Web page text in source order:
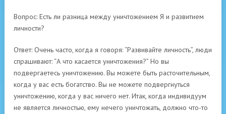
Вопрос: Есть ли разница между уничтожением Я и развитием
личности?
Ответ: Очень часто, когда я говоря: “Развивайте личность”, люди
спрашивают: “А что касается уничтожения?” Но вы
подвергаетесь уничтожению. Вы можете быть расточительным,
когда у вас есть богатство. Вы не можете подвергнуться
уничтожению, когда у вас ничего нет. Итак, когда индивидуум
не является личностью, ему нечего уничтожать, должно что-то